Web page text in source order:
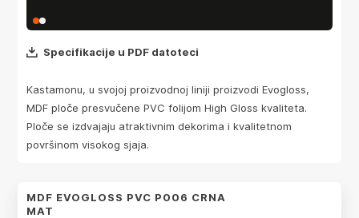
Specifikacije u PDF datoteci
Kastamonu, u svojoj proizvodnoj liniji proizvodi Evogloss,
MDF ploče presvučene PVC folijom High Gloss kvaliteta.
Ploče se izdvajaju atraktivnim dekorima i kvalitetnom
površinom visokog sjaja.
MDF EVOGLOSS PVC P006 CRNA
MAT